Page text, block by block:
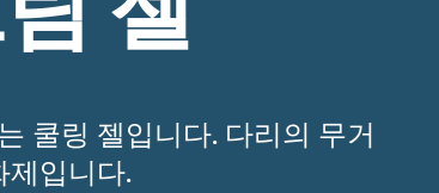
쿨링 젤입니다. 다리의 무거
제입니다.